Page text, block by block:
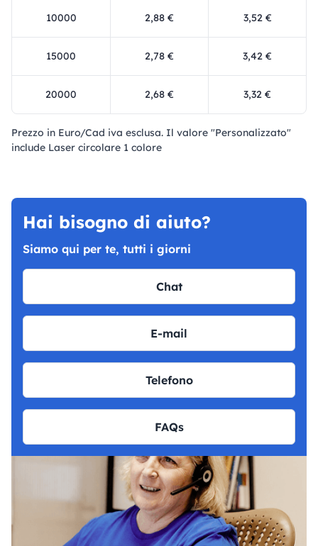
10000 2,88 € 3,52 €
15000 2,78 € 3,42 €
20000 2,68 € 3,32 €
Prezzo in Euro/Cad iva esclusa. Il valore "Personalizzato"
include Laser circolare 1 colore
Hai bisogno di aiuto?
Siamo qui per te, tutti i giorni
Chat
E-mail
Telefono
FAQs